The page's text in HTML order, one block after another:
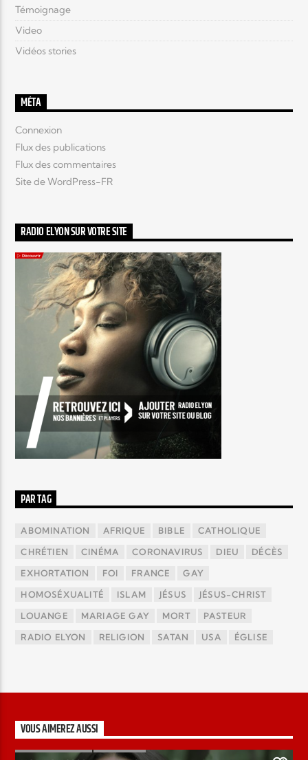
Témoignage
Video
Vidéos stories
MÉTA
Connexion
Flux des publications
Flux des commentaires
Site de WordPress-FR
RADIO ELYON SUR VOTRE SITE
PAR TAG
ABOMINATION AFRIQUE BIBLE CATHOLIQUE
CHRÉTIEN CINÉMA CORONAVIRUS DIEU DÉCÈS
EXHORTATION FOI FRANCE GAY
HOMOSÉXUALITÉ ISLAM JÉSUS JÉSUS-CHRIST
LOUANGE MARIAGE GAY MORT PASTEUR
RADIO ELYON RELIGION SATAN USA ÉGLISE
VOUS AIMEREZ AUSSI